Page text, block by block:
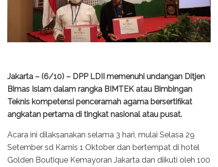
Jakarta – (6/10) – DPP LDII memenuhi undangan Ditjen
Bimas Islam dalam rangka BIMTEK atau Bimbingan
Teknis kompetensi penceramah agama bersertifikat
angkatan pertama di tingkat nasional atau pusat.
Acara ini dilaksanakan selama 3 hari, mulai Selasa 29
Setember sd Kamis 1 Oktober dan bertempat di hotel
Golden Boutique Kemayoran Jakarta dan diikuti oleh 100